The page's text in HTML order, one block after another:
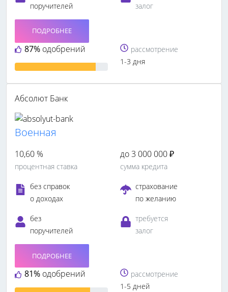
поручителей
залог
87% одобрений
ПОДРОБНЕЕ
рассмотрение
1-3 дня
Абсолют Банк
Военная
10,60 %
процентная ставка
до 3 000 000 ₽
сумма кредита
без справок
о доходах
страхование
по желанию
без
поручителей
требуется
залог
81% одобрений
ПОДРОБНЕЕ
рассмотрение
1-5 дней